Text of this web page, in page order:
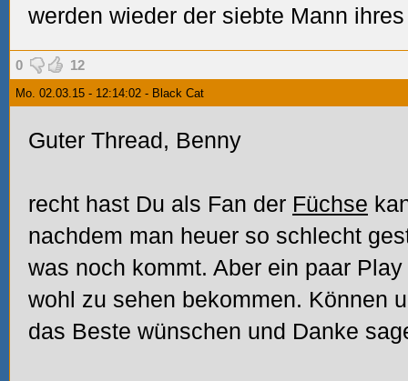
werden wieder der siebte Mann
0 12
Mo. 02.03.15 - 12:14:02 - Black Cat
Guter Thread, Benny
recht hast Du als Fan der Füchse
nachdem man heuer so schlecht
was noch kommt. Aber ein paar
wohl zu sehen bekommen. Können
das Beste wünschen und Danke